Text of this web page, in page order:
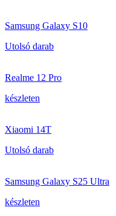
Samsung Galaxy S10
Utolsó darab
Realme 12 Pro
készleten
Xiaomi 14T
Utolsó darab
Samsung Galaxy S25 Ultra
készleten